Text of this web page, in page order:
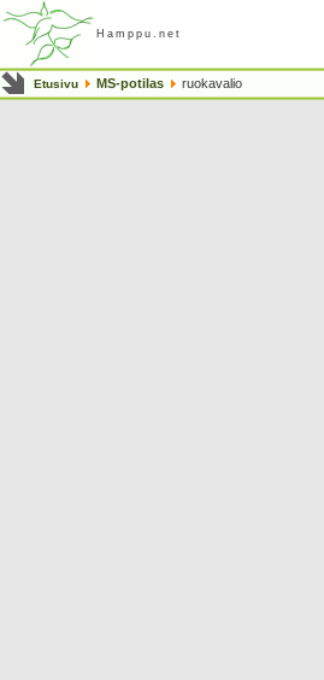
Hamppu.net
Etusivu MS-potilas ruokavalio